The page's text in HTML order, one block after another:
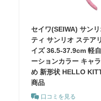
セイワ(SEIWA) サン
ティ サンリオ ステア
イズ 36.5-37.9cm 軽
ーションカラー キャ
め 新形状 HELLO
商品
口コミを見る